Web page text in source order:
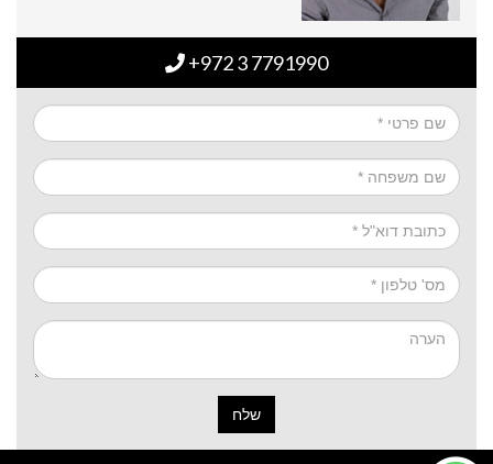
+972 3 7791990
שלח